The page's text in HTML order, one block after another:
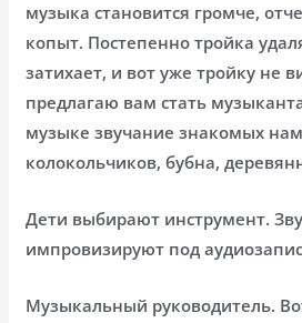
музыка становится громче,
копыт. Постепенно тройка
затихает, и вот уже тройку не
предлагаю вам стать
музыке звучание знакомых
колокольчиков, бубна,
Дети выбирают инструмент.
импровизируют под
Музыкальный руководитель.